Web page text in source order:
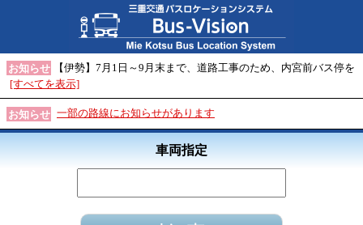
お知らせ
【伊勢】7月1日～9月末まで、道路工事のため、内宮前バス停を
[すべてを表示]
お知らせ 一部の路線にお知らせがあります
車両指定